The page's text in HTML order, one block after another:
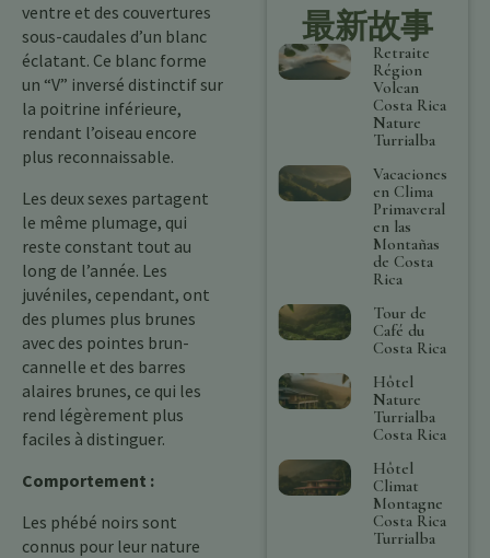
ventre et des couvertures
sous-caudales d’un blanc
éclatant. Ce blanc forme
un “V” inversé distinctif sur
la poitrine inférieure,
rendant l’oiseau encore
plus reconnaissable.
Les deux sexes partagent
le même plumage, qui
reste constant tout au
long de l’année. Les
juvéniles, cependant, ont
des plumes plus brunes
avec des pointes brun-
cannelle et des barres
alaires brunes, ce qui les
rend légèrement plus
faciles à distinguer.
Comportement :
Les phébé noirs sont
connus pour leur nature
最新故事
Retraite
Région
Volcan
Costa Rica
Nature
Turrialba
Vacaciones
en Clima
Primaveral
en las
Montañas
de Costa
Rica
Tour de
Café du
Costa Rica
Hôtel
Nature
Turrialba
Costa Rica
Hôtel
Climat
Montagne
Costa Rica
Turrialba